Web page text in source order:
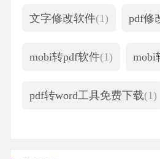
文字修改软件(1) pdf修
mobi转pdf软件(1) mobi
pdf转word工具免费下载(1)